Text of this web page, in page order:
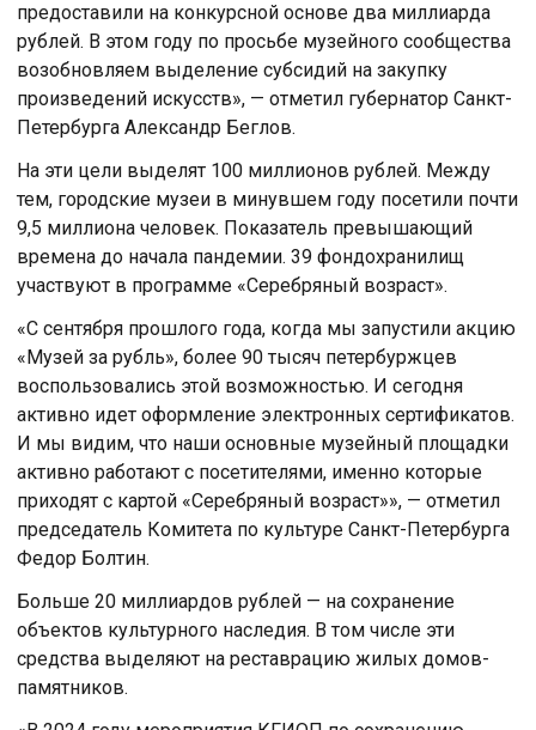
предоставили на конкурсной основе два миллиарда
рублей. В этом году по просьбе музейного сообщества
возобновляем выделение субсидий на закупку
произведений искусств», — отметил губернатор Санкт-
Петербурга Александр Беглов.
На эти цели выделят 100 миллионов рублей. Между
тем, городские музеи в минувшем году посетили почти
9,5 миллиона человек. Показатель превышающий
времена до начала пандемии. 39 фондохранилищ
участвуют в программе «Серебряный возраст».
«С сентября прошлого года, когда мы запустили акцию
«Музей за рубль», более 90 тысяч петербуржцев
воспользовались этой возможностью. И сегодня
активно идет оформление электронных сертификатов.
И мы видим, что наши основные музейный площадки
активно работают с посетителями, именно которые
приходят с картой «Серебряный возраст»», — отметил
председатель Комитета по культуре Санкт-Петербурга
Федор Болтин.
Больше 20 миллиардов рублей — на сохранение
объектов культурного наследия. В том числе эти
средства выделяют на реставрацию жилых домов-
памятников.